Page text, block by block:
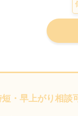
・早上がり相